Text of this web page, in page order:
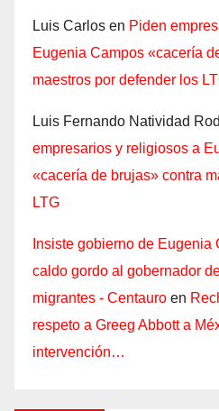
Luis Carlos en Piden
Eugenia Campos «cacería
maestros por defender los
Luis Fernando Natividad
empresarios y religiosos a
«cacería de brujas» contra
LTG
Insiste gobierno de Eugenia
caldo gordo al gobernador
migrantes - Centauro en
respeto a Greeg Abbott a
intervención…